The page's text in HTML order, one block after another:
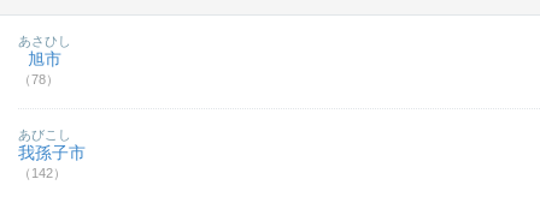
旭市
（78）
あさひし
我孫子市
（142）
あびこし